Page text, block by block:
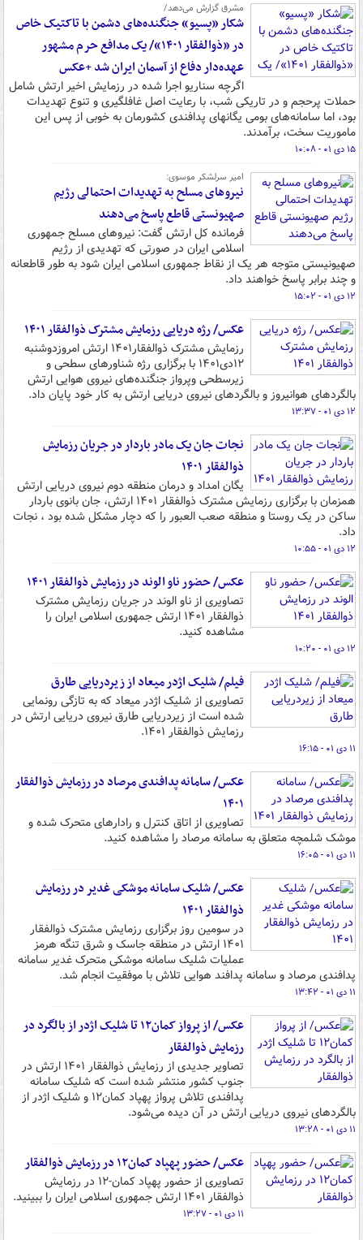
مشرق گزارش می‌دهد/
شکار «پسیو» جنگنده‌های دشمن با تاکتیک خاص
در «ذوالفقار ۱۴۰۱»/ یک مدافع حرم مشهور
عهده‌دار دفاع از آسمان ایران شد +عکس
اگرچه سناریو اجرا شده در رزمایش اخیر ارتش شامل
حملات پرحجم و در تاریکی شب، با رعایت اصل غافلگیری و تنوع تهدیدات
بود، اما سامانه‌های بومی یگانهای پدافندی کشورمان به خوبی از پس این
ماموریت سخت، برآمدند.
۱۵ دی ۰۱ - ۱۰:۰۸
امیر سرلشکر موسوی:
نیروهای مسلح به تهدیدات احتمالی رژیم
صهیونستی قاطع پاسخ می‌دهند
فرمانده کل ارتش گفت: نیروهای مسلح جمهوری
اسلامی ایران در صورتی که تهدیدی از رژیم
صهیونیستی متوجه هر یک از نقاط جمهوری اسلامی ایران شود به طور قاطعانه
و چند برابر پاسخ خواهند داد.
۱۲ دی ۰۱ - ۱۵:۰۲
عکس/ رژه دریایی رزمایش مشترک ذوالفقار ۱۴۰۱
رزمایش مشترک ذوالفقار۱۴۰۱ ارتش امروزدوشنبه
۱۲دی‌۱۴۰۱ با برگزاری رژه شناورهای سطحی و
زیرسطحی وپرواز جنگنده‌های نیروی هوایی ارتش
بالگردهای هوانیروز و بالگردهای نیروی دریایی ارتش به کار خود پایان داد.
۱۲ دی ۰۱ - ۱۳:۳۷
نجات جان یک مادر باردار در جریان رزمایش
ذوالفقار ۱۴۰۱
یگان امداد و درمان منطقه دوم نیروی دریایی ارتش
همزمان با برگزاری رزمایش مشترک ذوالفقار ۱۴۰۱ ارتش، جان بانوی باردار
ساکن در یک روستا و منطقه صعب العبور را که دچار مشکل شده بود ، نجات
داد.
۱۲ دی ۰۱ - ۱۰:۵۵
عکس/ حضور ناو الوند در رزمایش ذوالفقار ۱۴۰۱
تصاویری از ناو الوند در جریان رزمایش مشترک
ذوالفقار ۱۴۰۱ ارتش جمهوری اسلامی ایران را
مشاهده کنید.
۱۲ دی ۰۱ - ۱۰:۲۰
فیلم/ شلیک اژدر میعاد از زیردریایی طارق
تصاویری از شلیک اژدر میعاد که به تازگی رونمایی
شده است از زیردریایی طارق نیروی دریایی ارتش در
رزمایش ذوالفقار ۱۴۰۱.
۱۱ دی ۰۱ - ۱۶:۱۵
عکس/ سامانه پدافندی مرصاد در رزمایش ذوالفقار
۱۴۰۱
تصاویری از اتاق کنترل و رادارهای متحرک شده و
موشک شلمچه متعلق به سامانه مرصاد را مشاهده کنید.
۱۱ دی ۰۱ - ۱۶:۰۵
عکس/ شلیک سامانه موشکی غدیر در رزمایش
ذوالفقار ۱۴۰۱
در سومین روز برگزاری رزمایش مشترک ذوالفقار
۱۴۰۱ ارتش در منطقه جاسک و شرق تنگه هرمز
عملیات شلیک سامانه موشکی متحرک غدیر سامانه
پدافندی مرصاد و سامانه پدافند هوایی تلاش با موفقیت انجام شد.
۱۱ دی ۰۱ - ۱۳:۴۲
عکس/ از پرواز کمان۱۲ تا شلیک اژدر از بالگرد در
رزمایش ذوالفقار
تصاویر جدیدی از رزمایش ذوالفقار ۱۴۰۱ ارتش در
جنوب کشور منتشر شده است که شلیک سامانه
پدافندی تلاش پرواز پهپاد کمان۱۲ و شلیک اژدر از
بالگردهای نیروی دریایی ارتش در آن دیده می‌شود.
۱۱ دی ۰۱ - ۱۳:۲۸
عکس/ حضور پهپاد کمان۱۲ در رزمایش ذوالفقار
تصاویری از حضور پهپاد کمان-۱۲ در رزمایش
ذوالفقار ۱۴۰۱ ارتش جمهوری اسلامی ایران را ببینید.
۱۱ دی ۰۱ - ۱۳:۲۷